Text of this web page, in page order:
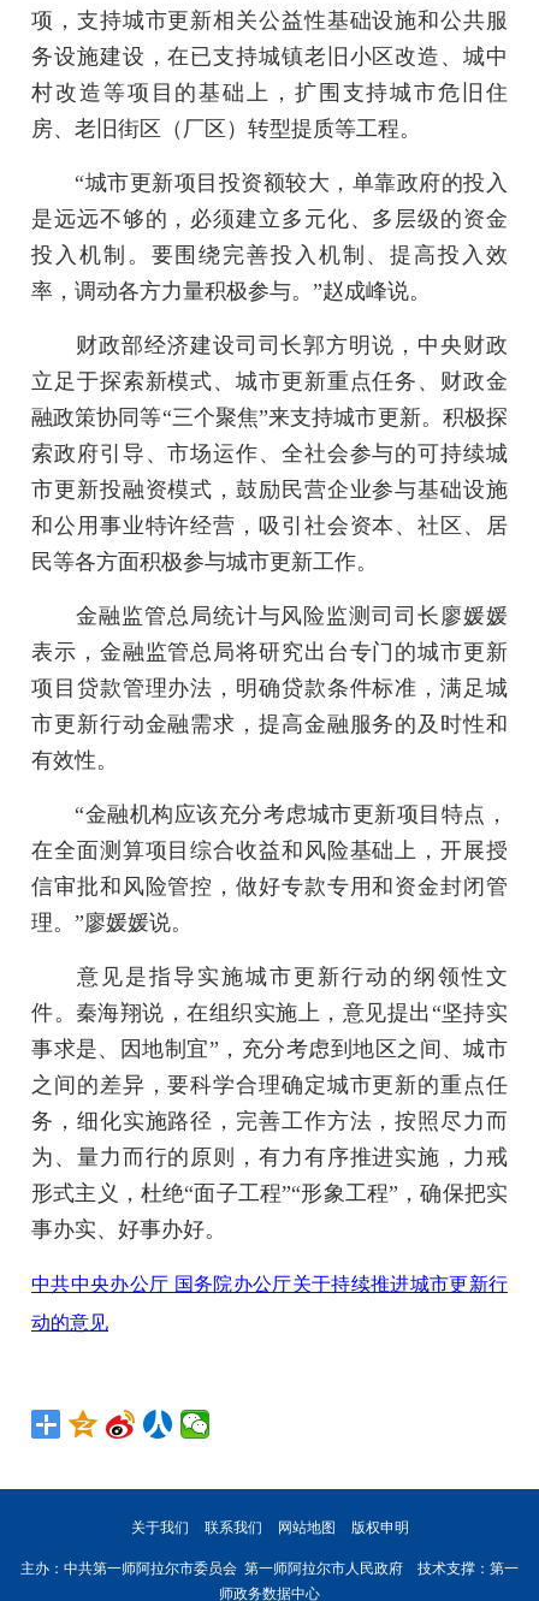
项，支持城市更新相关公益性基础设施和公共服
务设施建设，在已支持城镇老旧小区改造、城中
村改造等项目的基础上，扩围支持城市危旧住
房、老旧街区（厂区）转型提质等工程。
“城市更新项目投资额较大，单靠政府的投入
是远远不够的，必须建立多元化、多层级的资金
投入机制。要围绕完善投入机制、提高投入效
率，调动各方力量积极参与。”赵成峰说。
财政部经济建设司司长郭方明说，中央财政
立足于探索新模式、城市更新重点任务、财政金
融政策协同等“三个聚焦”来支持城市更新。积极探
索政府引导、市场运作、全社会参与的可持续城
市更新投融资模式，鼓励民营企业参与基础设施
和公用事业特许经营，吸引社会资本、社区、居
民等各方面积极参与城市更新工作。
金融监管总局统计与风险监测司司长廖媛媛
表示，金融监管总局将研究出台专门的城市更新
项目贷款管理办法，明确贷款条件标准，满足城
市更新行动金融需求，提高金融服务的及时性和
有效性。
“金融机构应该充分考虑城市更新项目特点，
在全面测算项目综合收益和风险基础上，开展授
信审批和风险管控，做好专款专用和资金封闭管
理。”廖媛媛说。
意见是指导实施城市更新行动的纲领性文
件。秦海翔说，在组织实施上，意见提出“坚持实
事求是、因地制宜”，充分考虑到地区之间、城市
之间的差异，要科学合理确定城市更新的重点任
务，细化实施路径，完善工作方法，按照尽力而
为、量力而行的原则，有力有序推进实施，力戒
形式主义，杜绝“面子工程”“形象工程”，确保把实
事办实、好事办好。
中共中央办公厅 国务院办公厅关于持续推进城市更新行
动的意见
关于我们 联系我们 网站地图 版权申明
主办：中共第一师阿拉尔市委员会 第一师阿拉尔市人民政府 技术支撑：第一
师政务数据中心